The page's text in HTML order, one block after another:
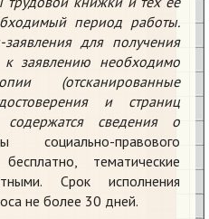
период работы.
для получения
заявлению необходимо
(отсканированные
и страниц
сведения о
социально-правового
тематические
Срок исполнения
не более 30 дней.